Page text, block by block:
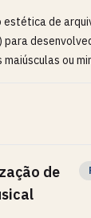
estética de
para
ou
de